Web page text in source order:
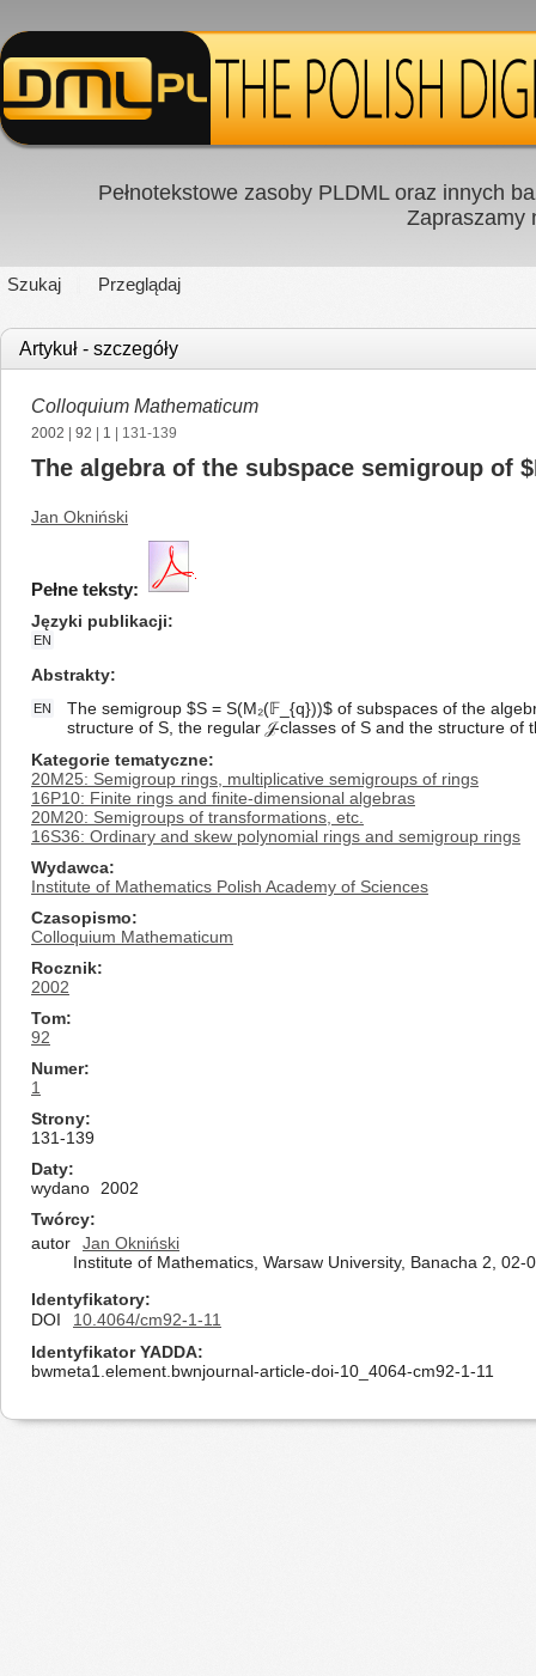
Pełnotekstowe zasoby PLDML oraz innych
Zapraszamy
Szukaj Przeglądaj
Artykuł - szczegóły
Colloquium Mathematicum
2002 92 1 | 131-139
The algebra of the subspace semigroup of
Jan Okniński
Pełne teksty:
Języki publikacji
EN
Abstrakty
EN
The semigroup $S = S(M₂(𝔽_{q}))$ of subspaces of the
structure of S, the regular 𝒥-classes of S and the structure
Kategorie tematyczne
20M25: Semigroup rings, multiplicative semigroups of rings
16P10: Finite rings and finite-dimensional algebras
20M20: Semigroups of transformations, etc.
16S36: Ordinary and skew polynomial rings and semigroup rings
Wydawca
Institute of Mathematics Polish Academy of Sciences
Czasopismo
Colloquium Mathematicum
Rocznik
2002
Tom
92
Numer
1
Strony
131-139
Daty
wydano
2002
Twórcy
autor
Jan Okniński
Institute of Mathematics, Warsaw University, Banacha 2, 02-
Identyfikatory
DOI
10.4064/cm92-1-11
Identyfikator YADDA
bwmeta1.element.bwnjournal-article-doi-10_4064-cm92-1-11